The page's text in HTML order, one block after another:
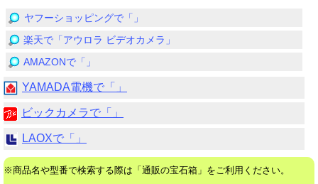
ヤフーショッピングで「」
楽天で「アウロラ ビデオカメラ」
AMAZONで「」
YAMADA電機で「」
ビックカメラで「」
LAOXで「」
※商品名や型番で検索する際は「通販の宝石箱」をご利用ください。